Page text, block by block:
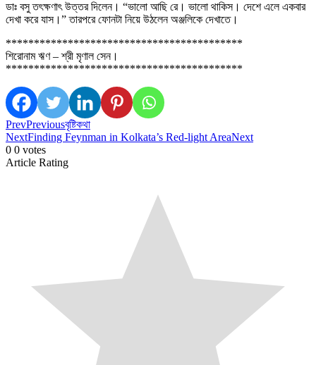
ডাঃ বসু তৎক্ষণাৎ উত্তর দিলেন। “ভালো আছি রে। ভালো থাকিস। দেশে এলে একবার
দেখা করে যাস।” তারপরে ফোনটা নিয়ে উঠলেন অঞ্জলিকে দেখাতে।
******************************************
শিরোনাম ঋণ – শ্রী মৃণাল সেন।
******************************************
PrevPreviousবৃষ্টিকথা
NextFinding Feynman in Kolkata’s Red-light AreaNext
0 0 votes
Article Rating